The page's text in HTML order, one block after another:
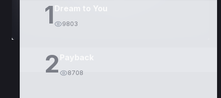
1 Dream to You
9803
2 8708